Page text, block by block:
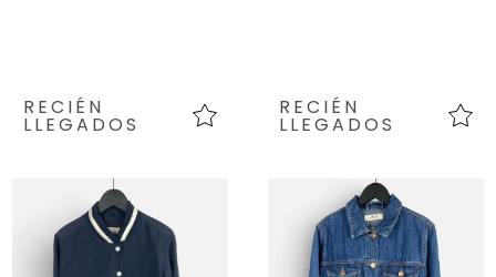
RECIÉN
LLEGADOS
RECIÉN
LLEGADOS